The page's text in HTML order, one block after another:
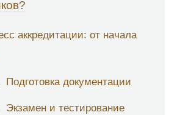
аккредитации: от начала
Подготовка документации
Экзамен и тестирование